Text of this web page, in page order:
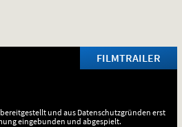
FILMTRAILER
und aus Datenschutzgründen erst
eingebunden und abgespielt.